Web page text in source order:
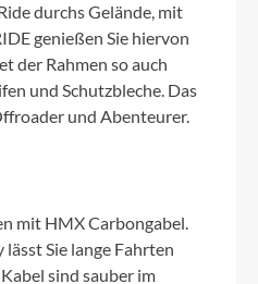
durchs Gelände, mit
genießen Sie hiervon
der Rahmen so auch
und Schutzbleche. Das
und Abenteurer.
mit HMX Carbongabel.
Sie lange Fahrten
sind sauber im